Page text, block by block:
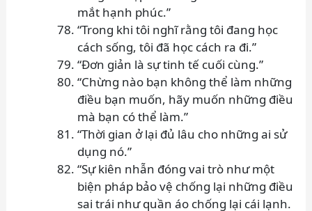
mắt hạnh phúc.”
“Trong khi tôi nghĩ rằng tôi đang học
cách sống, tôi đã học cách ra đi.”
“Đơn giản là sự tinh tế cuối cùng.”
“Chừng nào bạn không thể làm những
điều bạn muốn, hãy muốn những điều
mà bạn có thể làm.”
“Thời gian ở lại đủ lâu cho những ai sử
dụng nó.”
“Sự kiên nhẫn đóng vai trò như một
biện pháp bảo vệ chống lại những điều
sai trái như quần áo chống lại cái lạnh.